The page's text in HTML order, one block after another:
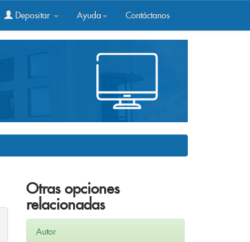
Depositar Ayuda Contáctanos
Otras opciones
relacionadas
Autor